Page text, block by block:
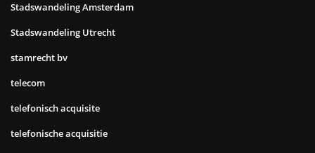
Stadswandeling Amsterdam
Stadswandeling Utrecht
stamrecht bv
telecom
telefonisch acquisite
telefonische acquisitie